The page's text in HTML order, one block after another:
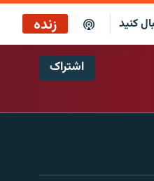
کنید زنده
پخش آنلاین
اشتراک